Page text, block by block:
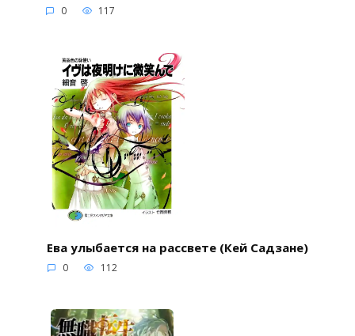
0 117
Ева улыбается на рассвете (Кей Садзане)
0 112